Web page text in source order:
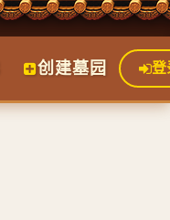
创建墓园 登